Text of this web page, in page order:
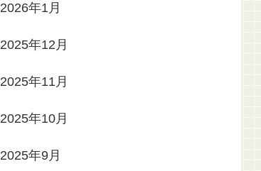
2026年1月
2025年12月
2025年11月
2025年10月
2025年9月